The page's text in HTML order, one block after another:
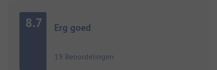
8.7 Erg goed
19 Beoordelingen